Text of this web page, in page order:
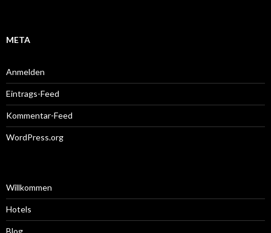
META
Anmelden
Eintrags-Feed
Kommentar-Feed
WordPress.org
Willkommen
Hotels
Blog